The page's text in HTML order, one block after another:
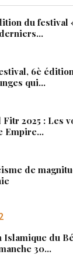
du festival
6è
qui…
Fitr 2025 : Les
Empire…
de
Islamique du
30…